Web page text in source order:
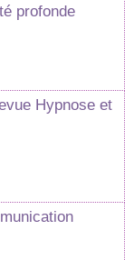
profonde
Hypnose et